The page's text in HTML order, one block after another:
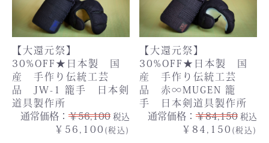
【大還元祭】
30%OFF★日本製 国
産 手作り伝統工芸
品 JW-1 籠手 日本剣
道具製作所
通常価格： ￥56,100 税込
￥56,100 (税込)
【大還元祭】
30%OFF★日本製 国
産 手作り伝統工芸
品 赤∞MUGEN 籠
手 日本剣道具製作所
通常価格： ￥84,150 税込
￥84,150 (税込)